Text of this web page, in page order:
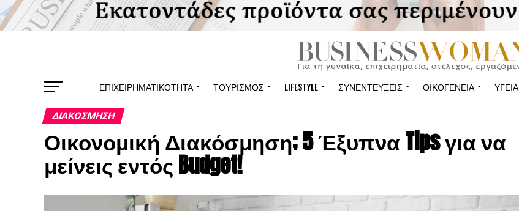
ΕΠΙΧΕΙΡΗΜΑΤΙΚΌΤΗΤΑ ΤΟΥΡΙΣΜΌΣ LIFESTYLE ΣΥΝΕΝΤΕΎΞΕΙΣ ΟΙΚΟΓΈΝΕΙΑ ΥΓΕΊΑ
ΔΙΑΚΌΣΜΗΣΗ
Οικονομική Διακόσμηση; 5 Έξυπνα Tips για να
μείνεις εντός Budget!